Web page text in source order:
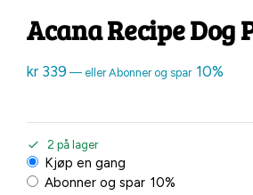
Acana Recipe Dog
kr339 — eller Abonner og spar 10%
2 på lager
Kjøp en gang
Abonner og spar 10%